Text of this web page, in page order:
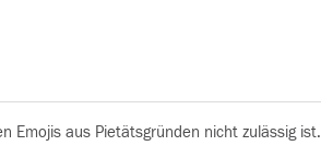
Emojis aus Pietätsgründen nicht zulässig ist.